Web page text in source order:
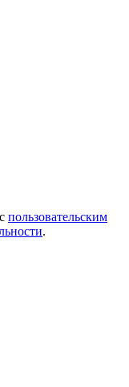
пользовательским
.